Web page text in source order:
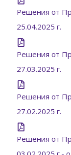
Решения от
25.04.2025 г.
Решения от
27.03.2025 г.
Решения от
27.02.2025 г.
Решения от